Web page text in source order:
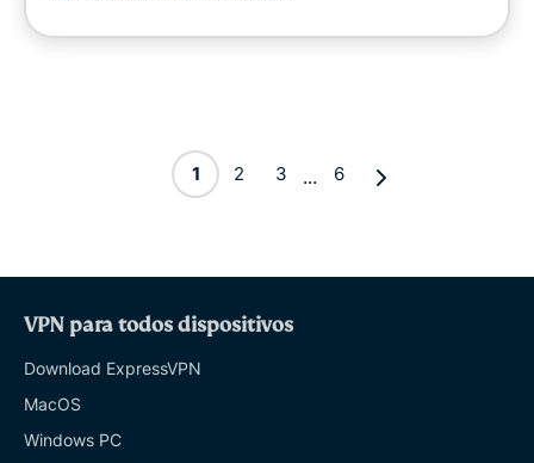
1 2 3 ... 6
VPN para todos dispositivos
Download ExpressVPN
MacOS
Windows PC